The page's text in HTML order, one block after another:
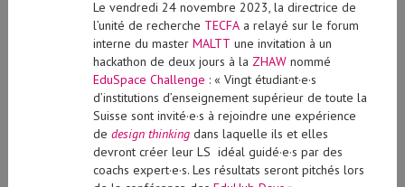
l’unité de rechercheTECFA a relayé sur le forum
interne du masterMALTTune invitation à un
hackathon de deux jours à laZHAWnommé
EduSpace Challenge: « Vingt étudiant·e·s
d’institutions d’enseignement supérieur de toute la
Suisse sont invité·e·s à rejoindre une expérience
dedesign thinkingdans laquelle ils et elles
devront créer leur LS idéal guidé·e·s par des
coachs expert·e·s. Les résultats seront pitchés lors
de la conférence des EduHub Days.»